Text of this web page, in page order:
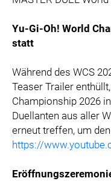
Yu-Gi-Oh! World
statt
Während des WCS
Teaser Trailer
Championship 2026
Duellanten aus aller
erneut treffen, um
https://